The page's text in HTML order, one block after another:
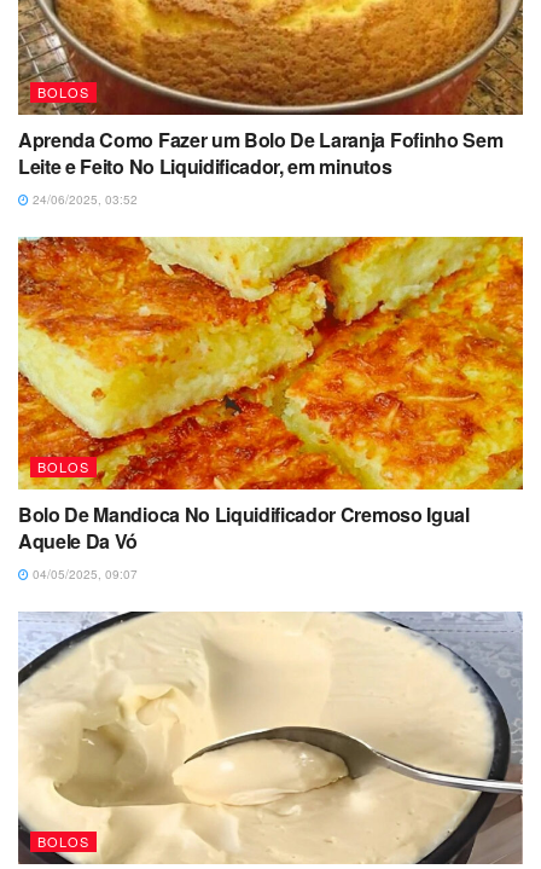
BOLOS
Aprenda Como Fazer um Bolo De Laranja Fofinho Sem
Leite e Feito No Liquidificador, em minutos
24/06/2025, 03:52
BOLOS
Bolo De Mandioca No Liquidificador Cremoso Igual
Aquele Da Vó
04/05/2025, 09:07
BOLOS